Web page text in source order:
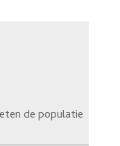
de populatie